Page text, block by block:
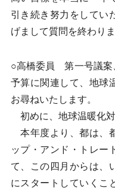
引き続き努力をしてい
げまして質問を終わりま
○高橋委員 第一号議案
予算に関連して、地球
お尋ねいたします。
初めに、地球温暖化対
本年度より、都は、
ップ・アンド・トレー
て、この四月からは、
にスタートしていくこ